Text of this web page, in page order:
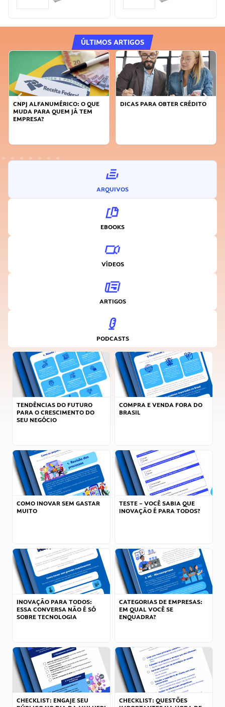
ÚLTIMOS ARTIGOS
CNPJ ALFANUMÉRICO: O QUE
MUDA PARA QUEM JÁ TEM
EMPRESA?
DICAS PARA OBTER CRÉDITO
ARQUIVOS
EBOOKS
VÍDEOS
ARTIGOS
PODCASTS
TENDÊNCIAS DO FUTURO
PARA O CRESCIMENTO DO
SEU NEGÓCIO
COMPRA E VENDA FORA DO
BRASIL
COMO INOVAR SEM GASTAR
MUITO
TESTE – VOCÊ SABIA QUE
INOVAÇÃO É PARA TODOS?
INOVAÇÃO PARA TODOS:
ESSA CONVERSA NÃO É SÓ
SOBRE TECNOLOGIA
CATEGORIAS DE EMPRESAS:
EM QUAL VOCÊ SE
ENQUADRA?
CHECKLIST: ENGAJE SEU
CHECKLIST: QUESTÕES